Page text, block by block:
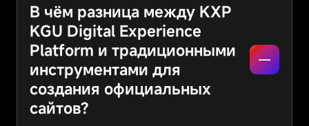
В чём разница между KXP
KGU Digital Experience
Platform и традиционными
инструментами для
создания официальных
сайтов?